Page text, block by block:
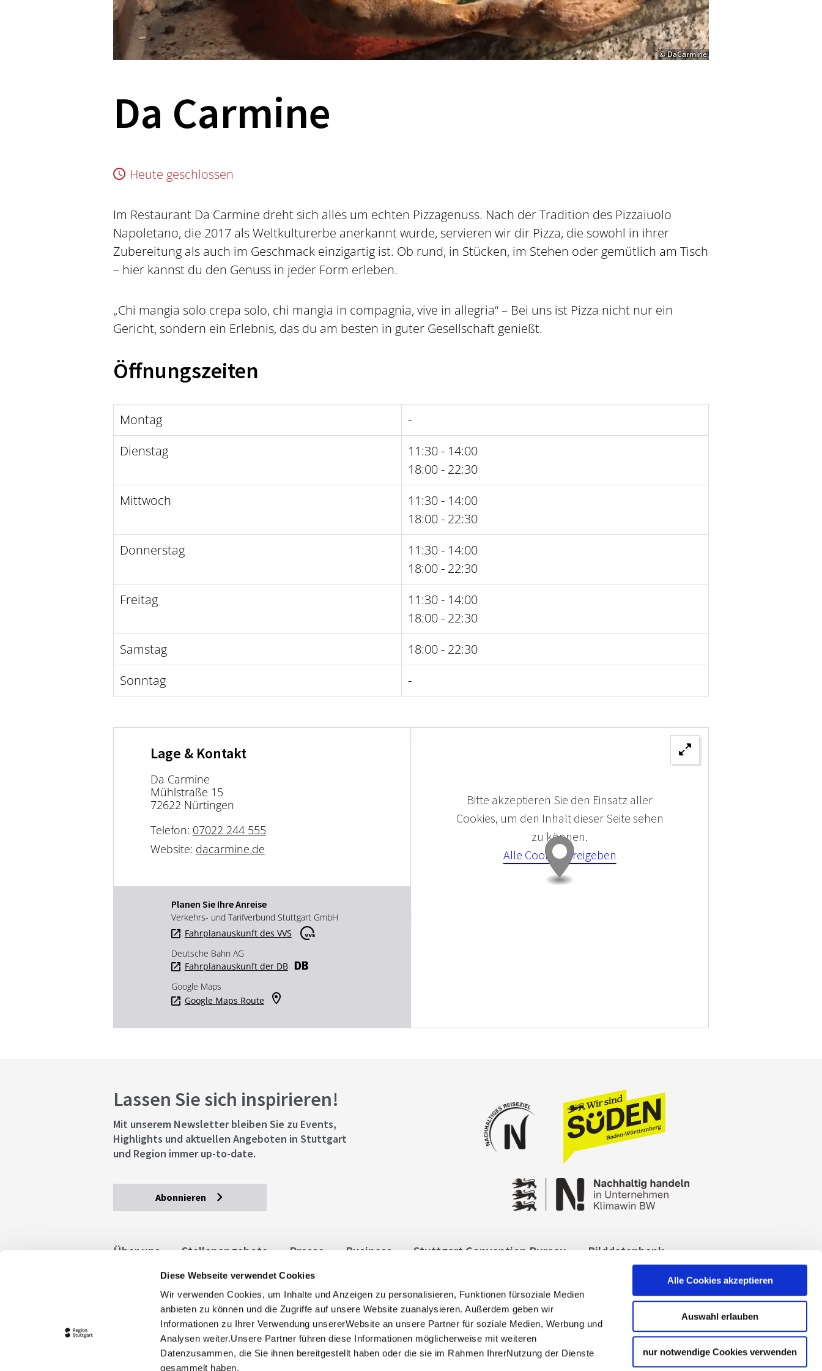
Diese Webseite verwendet Cookies
Wir verwenden Cookies, um Inhalte und Anzeigen zu personalisieren, Funktionen fürsoziale Medien
anbieten zu können und die Zugriffe auf unsere Website zuanalysieren. Außerdem geben wir
Informationen zu Ihrer Verwendung unsererWebsite an unsere Partner für soziale Medien, Werbung und
Analysen weiter.Unsere Partner führen diese Informationen möglicherweise mit weiteren
Datenzusammen, die Sie ihnen bereitgestellt haben oder die sie im Rahmen IhrerNutzung der Dienste
gesammelt haben.
Alle Cookies akzeptieren
Auswahl erlauben
nur notwendige Cookies verwenden
© DaCarmine
Da Carmine
Heute geschlossen
Im Restaurant Da Carmine dreht sich alles um echten Pizzagenuss. Nach der Tradition des Pizzaiuolo
Napoletano, die 2017 als Weltkulturerbe anerkannt wurde, servieren wir dir Pizza, die sowohl in ihrer
Zubereitung als auch im Geschmack einzigartig ist. Ob rund, in Stücken, im Stehen oder gemütlich am Tisch
– hier kannst du den Genuss in jeder Form erleben.
„Chi mangia solo crepa solo, chi mangia in compagnia, vive in allegria“ – Bei uns ist Pizza nicht nur ein
Gericht, sondern ein Erlebnis, das du am besten in guter Gesellschaft genießt.
Öffnungszeiten
Montag
-
Dienstag
11:30 - 14:00
18:00 - 22:30
Mittwoch
11:30 - 14:00
18:00 - 22:30
Donnerstag
11:30 - 14:00
18:00 - 22:30
Freitag
11:30 - 14:00
18:00 - 22:30
Samstag
18:00 - 22:30
Sonntag
-
Lage & Kontakt
Da Carmine
Mühlstraße 15
72622 Nürtingen
Telefon: 07022 244 555
Website: dacarmine.de
Planen Sie Ihre Anreise
Verkehrs- und Tarifverbund Stuttgart GmbH
Fahrplanauskunft des VVS
Deutsche Bahn AG
Fahrplanauskunft der DB
Google Maps
Google Maps Route
Bitte akzeptieren Sie den Einsatz aller
Cookies, um den Inhalt dieser Seite sehen
zu können.
Alle Cookies Freigeben
Lassen Sie sich inspirieren!
Mit unserem Newsletter bleiben Sie zu Events,
Highlights und aktuellen Angeboten in Stuttgart
und Region immer up-to-date.
Abonnieren
Über uns Stellenangebote Presse Business Stuttgart Convention Bureau
Bilddatenbank
Allgemeine Geschäftsbedingungen
stuttgart.de
Barrierefreiheit